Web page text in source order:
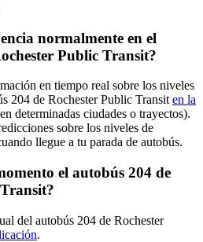
normalmente en el
Public Transit?
en tiempo real sobre los niveles
204 de Rochester Public Transit en la
determinadas ciudades o trayectos).
sobre los niveles de
llegue a tu parada de autobús.
el autobús 204 de
del autobús 204 de Rochester
.